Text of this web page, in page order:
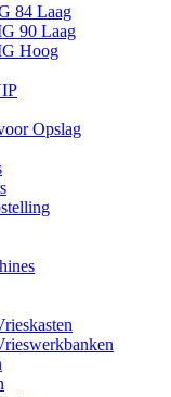
84 Laag
90 Laag
Hoog
Opslag